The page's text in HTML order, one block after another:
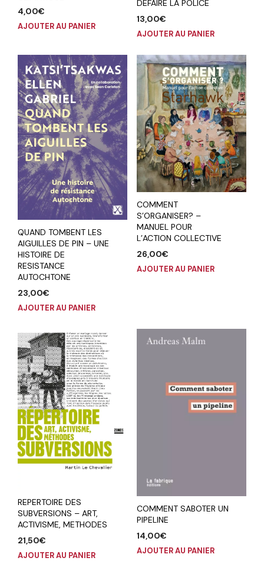
4,00€
AJOUTER AU PANIER
DEFAIRE LA POLICE
13,00€
AJOUTER AU PANIER
QUAND TOMBENT LES
AIGUILLES DE PIN – UNE
HISTOIRE DE
RESISTANCE
AUTOCHTONE
23,00€
AJOUTER AU PANIER
COMMENT
S’ORGANISER? –
MANUEL POUR
L’ACTION COLLECTIVE
26,00€
AJOUTER AU PANIER
REPERTOIRE DES
SUBVERSIONS – ART,
ACTIVISME, METHODES
21,50€
AJOUTER AU PANIER
COMMENT SABOTER UN
PIPELINE
14,00€
AJOUTER AU PANIER